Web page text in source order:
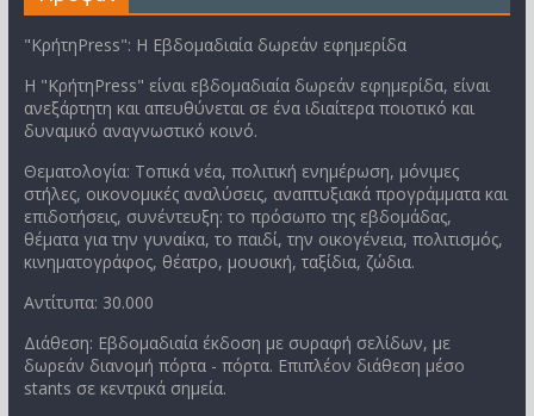
"ΚρήτηPress": Η Εβδομαδιαία δωρεάν εφημερίδα
Η "ΚρήτηPress" είναι εβδομαδιαία δωρεάν εφημερίδα, είναι
ανεξάρτητη και απευθύνεται σε ένα ιδιαίτερα ποιοτικό και
δυναμικό αναγνωστικό κοινό.
Θεματολογία: Τοπικά νέα, πολιτική ενημέρωση, μόνιμες
στήλες, οικονομικές αναλύσεις, αναπτυξιακά προγράμματα και
επιδοτήσεις, συνέντευξη: το πρόσωπο της εβδομάδας,
θέματα για την γυναίκα, το παιδί, την οικογένεια, πολιτισμός,
κινηματογράφος, θέατρο, μουσική, ταξίδια, ζώδια.
Αντίτυπα: 30.000
Διάθεση: Εβδομαδιαία έκδοση με συραφή σελίδων, με
δωρεάν διανομή πόρτα - πόρτα. Επιπλέον διάθεση μέσο
stants σε κεντρικά σημεία.